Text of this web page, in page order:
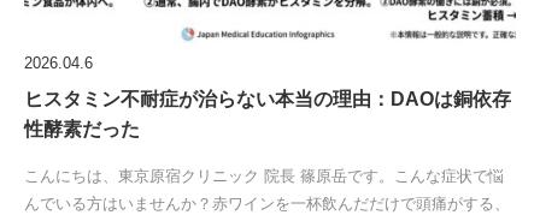
2026.04.6
ヒスタミン不耐症が治らない本当の理由：DAOは銅依存
性酵素だった
こんにちは、東京原宿クリニック 院長 篠原岳です。こんな症状で悩
んでいる方はいませんか？赤ワインを一杯飲んだだけで頭痛がする、